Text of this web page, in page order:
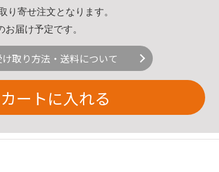
り寄せ注文となります。
届け予定です。
け取り方法・送料について
カートに入れる